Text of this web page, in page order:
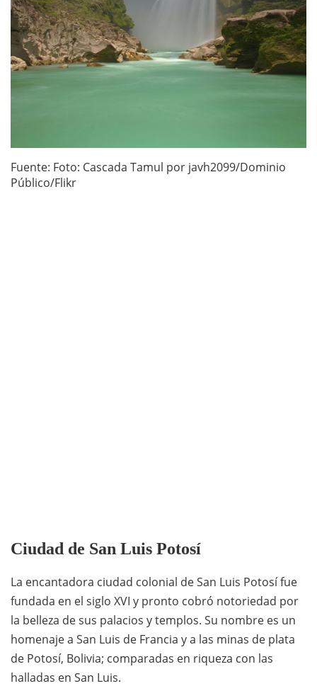
Fuente: Foto: Cascada Tamul por javh2099/Dominio
Público/Flikr
Ciudad de San Luis Potosí
La encantadora ciudad colonial de San Luis Potosí fue
fundada en el siglo XVI y pronto cobró notoriedad por
la belleza de sus palacios y templos. Su nombre es un
homenaje a San Luis de Francia y a las minas de plata
de Potosí, Bolivia; comparadas en riqueza con las
halladas en San Luis.